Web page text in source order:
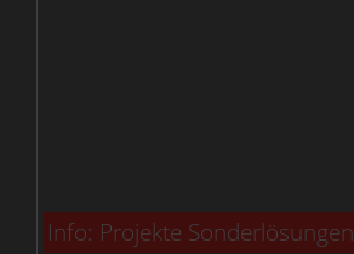
Info: Projekte Sonderlösungen